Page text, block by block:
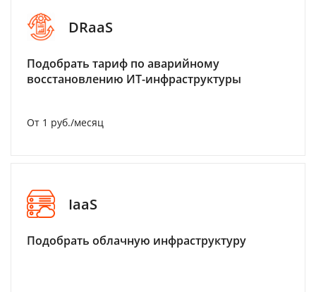
DRaaS
Подобрать тариф по аварийному
восстановлению ИТ-инфраструктуры
От 1 руб./месяц
IaaS
Подобрать облачную инфраструктуру